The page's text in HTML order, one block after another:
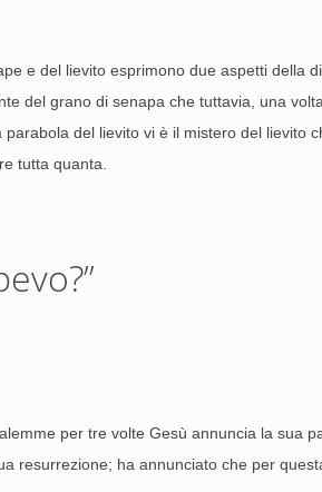
e del lievito esprimono due aspetti della
del grano di senapa che tuttavia, una
del lievito vi è il mistero del lievito
tutta quanta.
per tre volte Gesù annuncia la sua
resurrezione; ha annunciato che per